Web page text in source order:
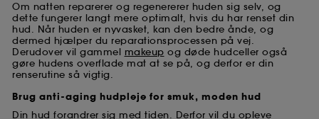
Om natten reparerer og regenererer huden sig selv, og
dette fungerer langt mere optimalt, hvis du har renset din
hud. Når huden er nyvasket, kan den bedre ånde, og
dermed hjælper du reparationsprocessen på vej.
Derudover vil gammel makeup og døde hudceller også
gøre hudens overflade mat at se på, og derfor er din
renserutine så vigtig.
Brug anti-aging hudpleje for smuk, moden hud
Din hud forandrer sig med tiden. Derfor vil du opleve